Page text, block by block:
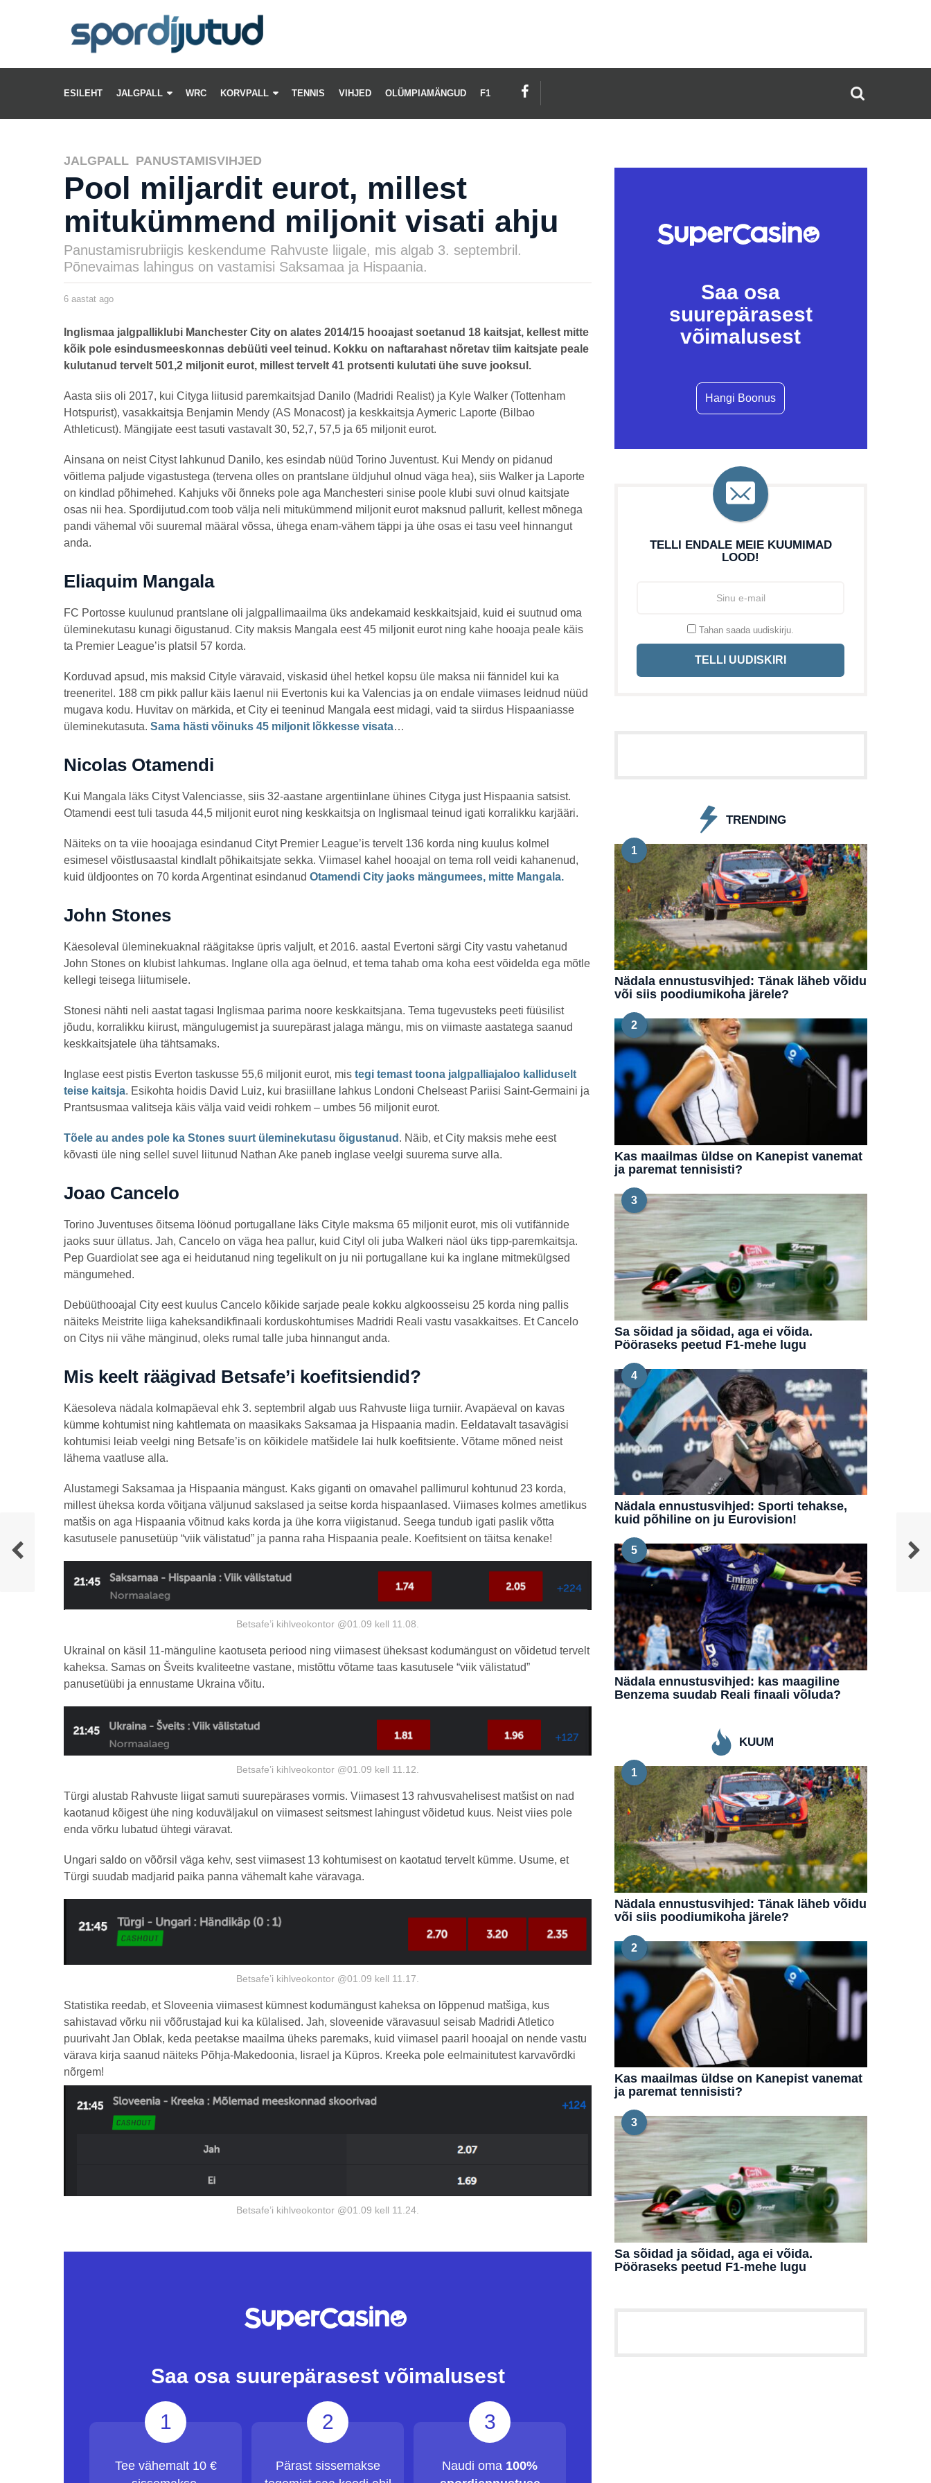
ESILEHT JALGPALL WRC KORVPALL TENNIS VIHJED OLÜMPIAMÄNGUD F1
JALGPALL ,PANUSTAMISVIHJED
Pool miljardit eurot, millest
mitukümmend miljonit visati ahju
Panustamisrubriigis keskendume Rahvuste liigale, mis algab 3. septembril.
Põnevaimas lahingus on vastamisi Saksamaa ja Hispaania.
by
henryl
6 aastat ago
s
t
a
a
Inglismaa jalgpalliklubi Manchester City on alates 2014/15 hooajast soetanud 18 kaitsjat, kellest mitte
kõik pole esindusmeeskonnas debüüti veel teinud. Kokku on naftarahast nõretav tiim kaitsjate peale
kulutanud tervelt 501,2 miljonit eurot, millest tervelt 41 protsenti kulutati ühe suve jooksul.
Aasta siis oli 2017, kui Cityga liitusid paremkaitsjad Danilo (Madridi Realist) ja Kyle Walker (Tottenham
Hotspurist), vasakkaitsja Benjamin Mendy (AS Monacost) ja keskkaitsja Aymeric Laporte (Bilbao
Athleticust). Mängijate eest tasuti vastavalt 30, 52,7, 57,5 ja 65 miljonit eurot.
Ainsana on neist Cityst lahkunud Danilo, kes esindab nüüd Torino Juventust. Kui Mendy on pidanud
võitlema paljude vigastustega (tervena olles on prantslane üldjuhul olnud väga hea), siis Walker ja Laporte
on kindlad põhimehed. Kahjuks või õnneks pole aga Manchesteri sinise poole klubi suvi olnud kaitsjate
osas nii hea. Spordijutud.com toob välja neli mitukümmend miljonit eurot maksnud pallurit, kellest mõnega
pandi vähemal või suuremal määral võssa, ühega enam-vähem täppi ja ühe osas ei tasu veel hinnangut
anda.
Eliaquim Mangala
FC Portosse kuulunud prantslane oli jalgpallimaailma üks andekamaid keskkaitsjaid, kuid ei suutnud oma
üleminekutasu kunagi õigustanud. City maksis Mangala eest 45 miljonit eurot ning kahe hooaja peale käis
ta Premier League’is platsil 57 korda.
Korduvad apsud, mis maksid Cityle väravaid, viskasid ühel hetkel kopsu üle maksa nii fännidel kui ka
treeneritel. 188 cm pikk pallur käis laenul nii Evertonis kui ka Valencias ja on endale viimases leidnud nüüd
mugava kodu. Huvitav on märkida, et City ei teeninud Mangala eest midagi, vaid ta siirdus Hispaaniasse
üleminekutasuta. Sama hästi võinuks 45 miljonit lõkkesse visata…
Nicolas Otamendi
Kui Mangala läks Cityst Valenciasse, siis 32-aastane argentiinlane ühines Cityga just Hispaania satsist.
Otamendi eest tuli tasuda 44,5 miljonit eurot ning keskkaitsja on Inglismaal teinud igati korralikku karjääri.
Näiteks on ta viie hooajaga esindanud Cityt Premier League’is tervelt 136 korda ning kuulus kolmel
esimesel võistlusaastal kindlalt põhikaitsjate sekka. Viimasel kahel hooajal on tema roll veidi kahanenud,
kuid üldjoontes on 70 korda Argentinat esindanud Otamendi City jaoks mängumees, mitte Mangala.
John Stones
Käesoleval üleminekuaknal räägitakse üpris valjult, et 2016. aastal Evertoni särgi City vastu vahetanud
John Stones on klubist lahkumas. Inglane olla aga öelnud, et tema tahab oma koha eest võidelda ega mõtle
kellegi teisega liitumisele.
Stonesi nähti neli aastat tagasi Inglismaa parima noore keskkaitsjana. Tema tugevusteks peeti füüsilist
jõudu, korralikku kiirust, mängulugemist ja suurepärast jalaga mängu, mis on viimaste aastatega saanud
keskkaitsjatele üha tähtsamaks.
Inglase eest pistis Everton taskusse 55,6 miljonit eurot, mis tegi temast toona jalgpalliajaloo kalliduselt
teise kaitsja. Esikohta hoidis David Luiz, kui brasiillane lahkus Londoni Chelseast Pariisi Saint-Germaini ja
Prantsusmaa valitseja käis välja vaid veidi rohkem – umbes 56 miljonit eurot.
Tõele au andes pole ka Stones suurt üleminekutasu õigustanud . Näib, et City maksis mehe eest
kõvasti üle ning sellel suvel liitunud Nathan Ake paneb inglase veelgi suurema surve alla.
Joao Cancelo
Torino Juventuses õitsema löönud portugallane läks Cityle maksma 65 miljonit eurot, mis oli vutifännide
jaoks suur üllatus. Jah, Cancelo on väga hea pallur, kuid Cityl oli juba Walkeri näol üks tipp-paremkaitsja.
Pep Guardiolat see aga ei heidutanud ning tegelikult on ju nii portugallane kui ka inglane mitmekülgsed
mängumehed.
Debüüthooajal City eest kuulus Cancelo kõikide sarjade peale kokku algkoosseisu 25 korda ning pallis
näiteks Meistrite liiga kaheksandikfinaali korduskohtumises Madridi Reali vastu vasakkaitses. Et Cancelo
on Citys nii vähe mänginud, oleks rumal talle juba hinnangut anda.
Mis keelt räägivad Betsafe’i koefitsiendid?
Käesoleva nädala kolmapäeval ehk 3. septembril algab uus Rahvuste liiga turniir. Avapäeval on kavas
kümme kohtumist ning kahtlemata on maasikaks Saksamaa ja Hispaania madin. Eeldatavalt tasavägisi
kohtumisi leiab veelgi ning Betsafe’is on kõikidele matšidele lai hulk koefitsiente. Võtame mõned neist
lähema vaatluse alla.
Alustamegi Saksamaa ja Hispaania mängust. Kaks giganti on omavahel pallimurul kohtunud 23 korda,
millest üheksa korda võitjana väljunud sakslased ja seitse korda hispaanlased. Viimases kolmes ametlikus
matšis on aga Hispaania võitnud kaks korda ja ühe korra viigistanud. Seega tundub igati paslik võtta
kasutusele panusetüüp “viik välistatud” ja panna raha Hispaania peale. Koefitsient on täitsa kenake!
Betsafe’i kihlveokontor @01.09 kell 11.08.
Ukrainal on käsil 11-mänguline kaotuseta periood ning viimasest üheksast kodumängust on võidetud tervelt
kaheksa. Samas on Šveits kvaliteetne vastane, mistõttu võtame taas kasutusele “viik välistatud”
panusetüübi ja ennustame Ukraina võitu.
Betsafe’i kihlveokontor @01.09 kell 11.12.
Türgi alustab Rahvuste liigat samuti suurepärases vormis. Viimasest 13 rahvusvahelisest matšist on nad
kaotanud kõigest ühe ning koduväljakul on viimasest seitsmest lahingust võidetud kuus. Neist viies pole
enda võrku lubatud ühtegi väravat.
Ungari saldo on võõrsil väga kehv, sest viimasest 13 kohtumisest on kaotatud tervelt kümme. Usume, et
Türgi suudab madjarid paika panna vähemalt kahe väravaga.
Betsafe’i kihlveokontor @01.09 kell 11.17.
Statistika reedab, et Sloveenia viimasest kümnest kodumängust kaheksa on lõppenud matšiga, kus
sahistavad võrku nii võõrustajad kui ka külalised. Jah, sloveenide väravasuul seisab Madridi Atletico
puurivaht Jan Oblak, keda peetakse maailma üheks paremaks, kuid viimasel paaril hooajal on nende vastu
värava kirja saanud näiteks Põhja-Makedoonia, Iisrael ja Küpros. Kreeka pole eelmainitutest karvavõrdki
nõrgem!
Betsafe’i kihlveokontor @01.09 kell 11.24.
Saa osa suurepärasest võimalusest
1
Tee vähemalt 10 €
2
Pärast sissemakse
3
Naudi oma 100%
Saa osa
suurepärasest
võimalusest
Hangi Boonus
TELLI ENDALE MEIE KUUMIMAD
LOOD!
Tahan saada uudiskirju.
TELLI UUDISKIRI
TRENDING
1
Nädala ennustusvihjed: Tänak läheb võidu
või siis poodiumikoha järele?
2
Kas maailmas üldse on Kanepist vanemat
ja paremat tennisisti?
3
Sa sõidad ja sõidad, aga ei võida.
Pööraseks peetud F1-mehe lugu
4
Nädala ennustusvihjed: Sporti tehakse,
kuid põhiline on ju Eurovision!
5
Nädala ennustusvihjed: kas maagiline
Benzema suudab Reali finaali võluda?
KUUM
1
Nädala ennustusvihjed: Tänak läheb võidu
või siis poodiumikoha järele?
2
Kas maailmas üldse on Kanepist vanemat
ja paremat tennisisti?
3
Sa sõidad ja sõidad, aga ei võida.
Pööraseks peetud F1-mehe lugu